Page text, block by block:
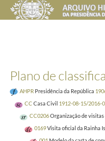
Plano de
AHPR Presidência da República
CC Casa Civil 1912-08-15/2016-
CC0206Organização de
0169Visita oficial da Rainha